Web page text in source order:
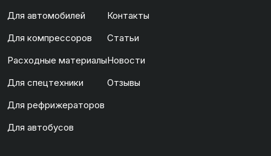
Для автомобилей
Для компрессоров
Расходные материалы
Для спецтехники
Для рефрижераторов
Для автобусов
Контакты
Статьи
Новости
Отзывы